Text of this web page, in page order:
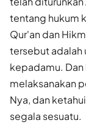
tentang hukum
Qur'an dan
tersebut adalah
kepadamu.
melaksanakan
Nya, dan
segala sesuatu.